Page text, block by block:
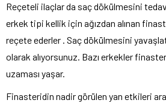
Reçeteli ilaçlar da saç dökülmesini
erkek tipi kellik için ağızdan alınan
reçete ederler . Saç dökülmesini
olarak alıyorsunuz. Bazı erkekler
uzaması yaşar.
Finasteridin nadir görülen yan etkileri